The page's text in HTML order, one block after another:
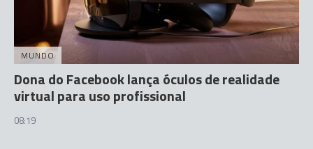
MUNDO
Dona do Facebook lança óculos de realidade
virtual para uso profissional
08:19